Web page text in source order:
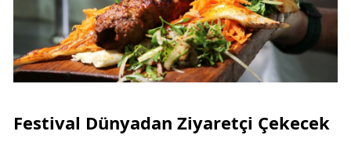
Festival Dünyadan Ziyaretçi Çekecek